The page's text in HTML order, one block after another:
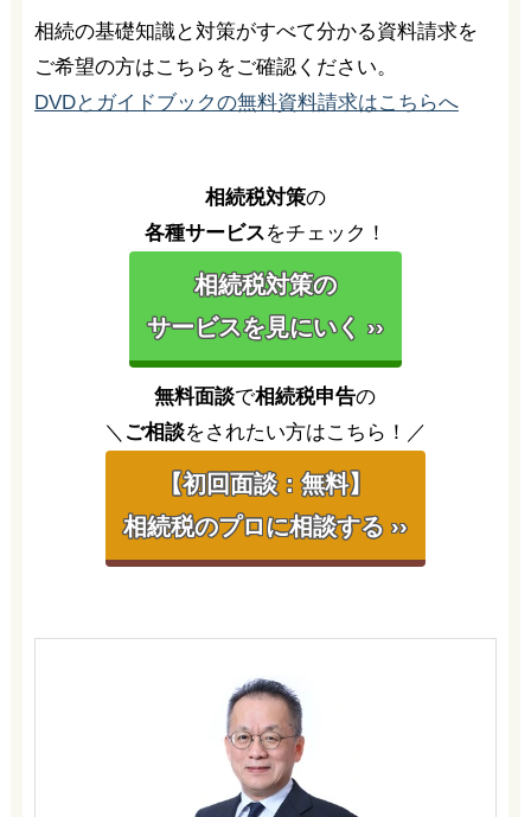
相続の基礎知識と対策がすべて分かる資料請求を
ご希望の方はこちらをご確認ください。
DVDとガイドブックの無料資料請求はこちらへ
相続税対策の
各種サービスをチェック！
相続税対策の
サービスを見にいく ››
無料面談で相続税申告の
＼ ご相談をされたい方はこちら！／
【初回面談：無料】
相続税のプロに相談する ››